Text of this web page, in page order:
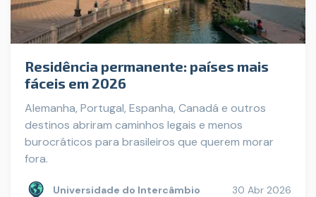
Residência permanente: países mais
fáceis em 2026
Alemanha, Portugal, Espanha, Canadá e outros
destinos abriram caminhos legais e menos
burocráticos para brasileiros que querem morar
fora.
Universidade do Intercâmbio 30 Abr 2026